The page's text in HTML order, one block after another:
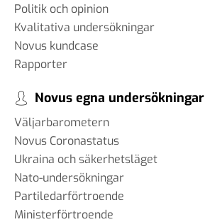
Politik och opinion
Kvalitativa undersökningar
Novus kundcase
Rapporter
Novus egna undersökningar
Väljarbarometern
Novus Coronastatus
Ukraina och säkerhetsläget
Nato-undersökningar
Partiledarförtroende
Ministerförtroende